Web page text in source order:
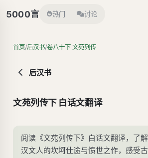
5000言 热门 讨论
首页/后汉书/卷八十下 文苑列传
后汉书
文苑列传下 白话文翻译
阅读《文苑列传下》白话文翻译，了
汉文人的坎坷仕途与愤世之作，感受